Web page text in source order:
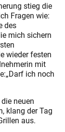
stieg die
Fragen wie:
des
mich sichern
wieder festen
mit
ich noch
neuen
klang der Tag
aus.